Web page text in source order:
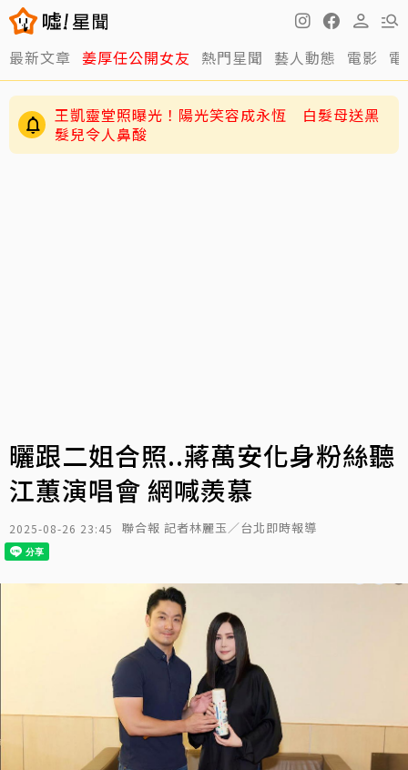
最新文章 姜厚任公開女友 熱門星聞 藝人動態 電影
王凱靈堂照曝光！陽光笑容成永恆 白髮母送黑
髮兒令人鼻酸
曬跟二姐合照..蔣萬安化身粉絲聽
江蕙演唱會 網喊羨慕
2025-08-26 23:45 聯合報 記者林麗玉／台北即時報導